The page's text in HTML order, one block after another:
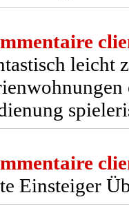
leicht
Einsteiger